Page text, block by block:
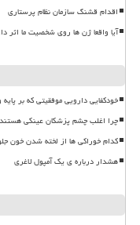
اقدام قشنگ سازمان نظام پرستاری
آیا واقعا ژن ها روی شخصیت ما اثر
خودکفایی دارویی موفقیتی که بر
چرا اغلب چشم پزشکان عینکی
کدام خوراکی ها از لخته شدن خون
هشدار درباره ی یک آمپول لاغری